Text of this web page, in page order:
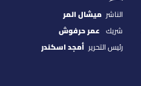
الناشر ميشال المر
شريك عمر حرفوش
رئيس التحرير أمجد اسكندر